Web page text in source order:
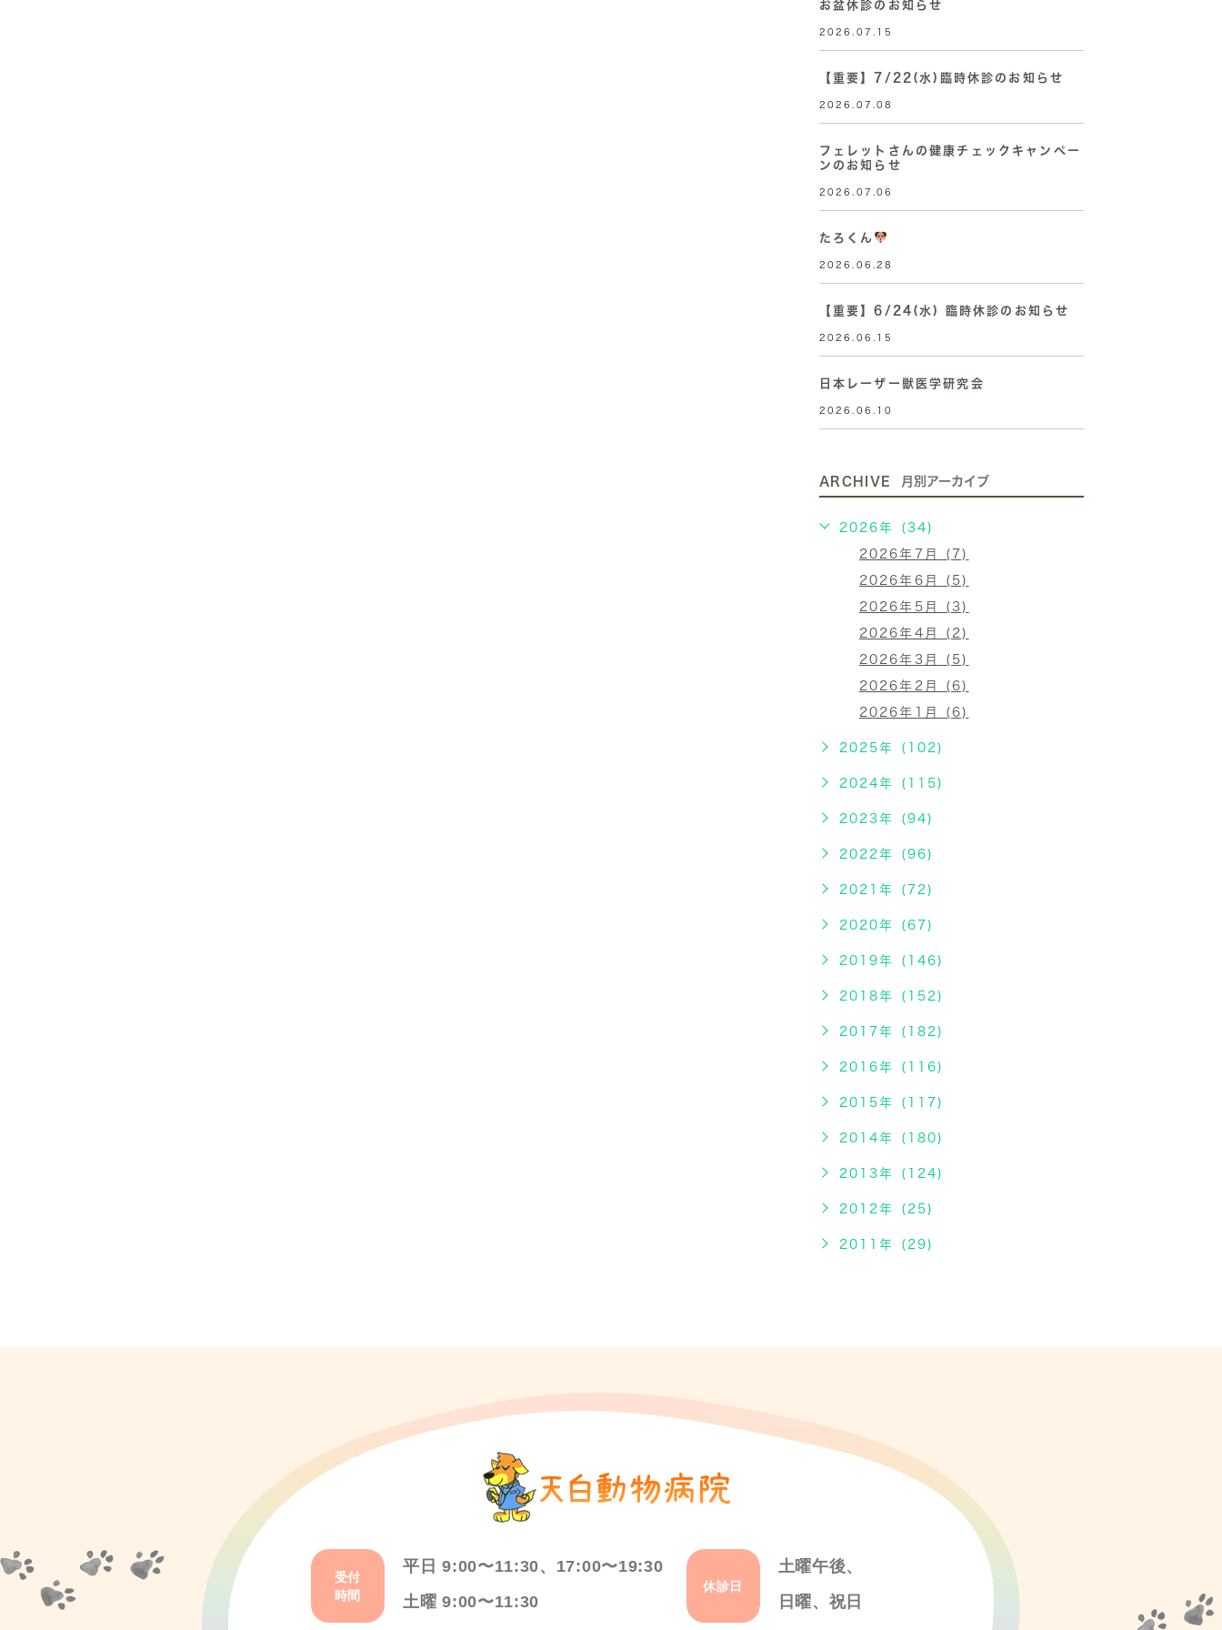
お盆休診のお知らせ
2026.07.15
【重要】7/22(水)臨時休診のお知らせ
2026.07.08
フェレットさんの健康チェックキャンペー
ンのお知らせ
2026.07.06
たろくん
2026.06.28
【重要】6/24(水) 臨時休診のお知らせ
2026.06.15
日本レーザー獣医学研究会
2026.06.10
ARCHIVE 月別アーカイブ
2026年 (34)
2026年7月 (7)
2026年6月 (5)
2026年5月 (3)
2026年4月 (2)
2026年3月 (5)
2026年2月 (6)
2026年1月 (6)
2025年 (102)
2024年 (115)
2023年 (94)
2022年 (96)
2021年 (72)
2020年 (67)
2019年 (146)
2018年 (152)
2017年 (182)
2016年 (116)
2015年 (117)
2014年 (180)
2013年 (124)
2012年 (25)
2011年 (29)
受付
時間
平日 9:00〜11:30、17:00〜19:30
土曜 9:00〜11:30
休診日
土曜午後、
日曜、祝日